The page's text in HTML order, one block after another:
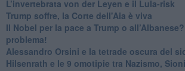
L’invertebrata von der Leyen e il Lula-risk
Trump soffre, la Corte dell'Aia è viva
​Il Nobel per la pace a Trump o
problema!
​Alessandro Orsini e la tetrade oscura del
​Hilsenrath e le 9 omotipie tra Nazismo,